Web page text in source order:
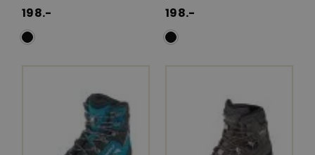
198.-
198.-